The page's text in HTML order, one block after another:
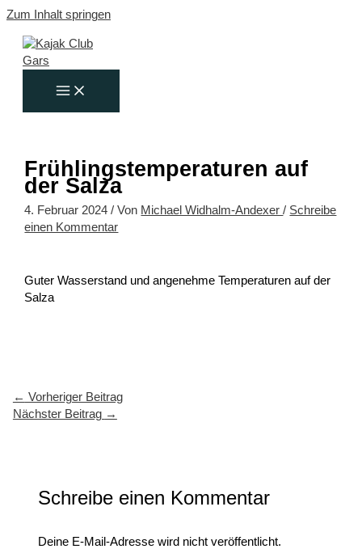
Zum Inhalt springen
Frühlingstemperaturen auf
der Salza
4. Februar 2024/ Von Michael Widhalm-Andexer/ Schreibe
einen Kommentar
Guter Wasserstand und angenehme Temperaturen auf der
Salza
← Vorheriger Beitrag
Nächster Beitrag →
Schreibe einen Kommentar
Deine E-Mail-Adresse wird nicht veröffentlicht.